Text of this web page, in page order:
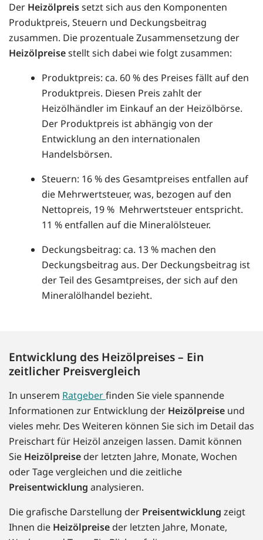
Der Heizölpreissetzt sich aus den Komponenten
Produktpreis, Steuern und Deckungsbeitrag
zusammen. Die prozentuale Zusammensetzung der
Heizölpreisestellt sich dabei wie folgt zusammen:
Produktpreis: ca. 60 % des Preises fällt auf den
Produktpreis. Diesen Preis zahlt der
Heizölhändler im Einkauf an der Heizölbörse.
Der Produktpreis ist abhängig von der
Entwicklung an den internationalen
Handelsbörsen.
Steuern: 16 % des Gesamtpreises entfallen auf
die Mehrwertsteuer, was, bezogen auf den
Nettopreis, 19 % Mehrwertsteuer entspricht.
11 % entfallen auf die Mineralölsteuer.
Deckungsbeitrag: ca. 13 % machen den
Deckungsbeitrag aus. Der Deckungsbeitrag ist
der Teil des Gesamtpreises, der sich auf den
Mineralölhandel bezieht.
Entwicklung des Heizölpreises – Ein
zeitlicher Preisvergleich
In unserem Ratgeberfinden Sie viele spannende
Informationen zur Entwicklung der Heizölpreise und
vieles mehr. Des Weiteren können Sie sich im Detail das
Preischart für Heizöl anzeigen lassen. Damit können
Sie Heizölpreise der letzten Jahre, Monate, Wochen
oder Tage vergleichen und die zeitliche
Preisentwicklung analysieren.
Die grafische Darstellung der Preisentwicklung zeigt
Ihnen die Heizölpreise der letzten Jahre, Monate,